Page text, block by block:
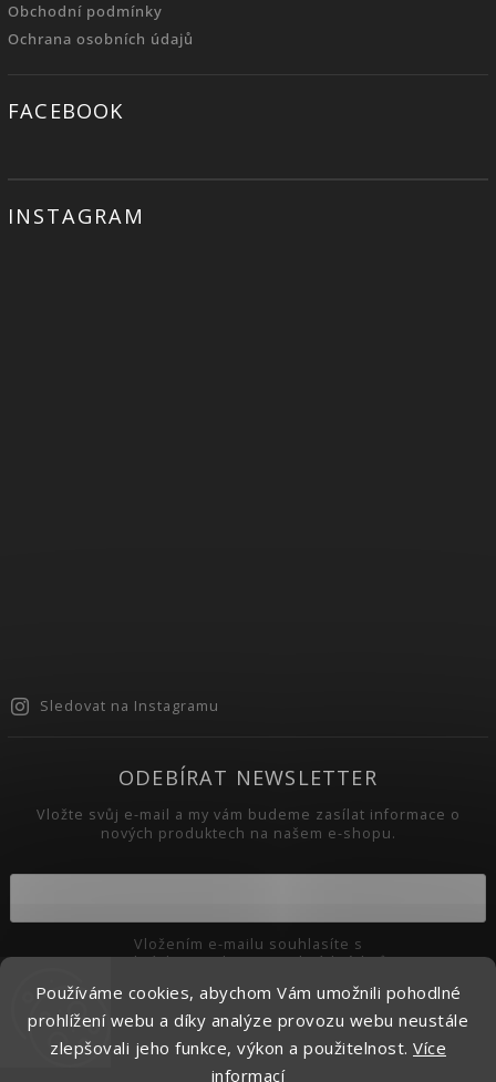
Používáme cookies, abychom Vám umožnili pohodlné
prohlížení webu a díky analýze provozu webu neustále
zlepšovali jeho funkce, výkon a použitelnost. Více
informací
Obchodní podmínky
Ochrana osobních údajů
FACEBOOK
INSTAGRAM
Sledovat na Instagramu
ODEBÍRAT NEWSLETTER
Vložte svůj e-mail a my vám budeme zasílat informace o
nových produktech na našem e-shopu.
podmínkami ochrany osobních údajů
Přihlásit se